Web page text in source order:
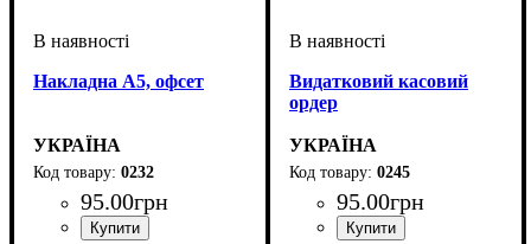
Накладна А5, офсет
УКРАЇНА
0232
95.00грн
Видатковий касовий
ордер
УКРАЇНА
0245
95.00грн